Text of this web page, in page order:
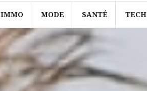
IMMO MODE SANTÉ TECH